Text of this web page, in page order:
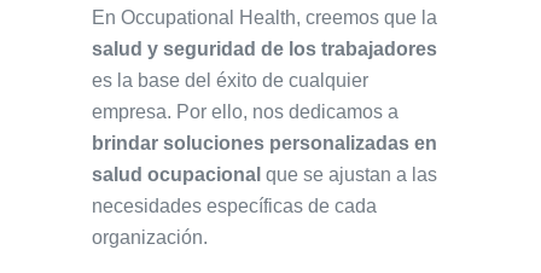
En Occupational Health, creemos que la
salud y seguridad de los trabajadores
es la base del éxito de cualquier
empresa. Por ello, nos dedicamos a
brindar soluciones personalizadas en
salud ocupacional que se ajustan a las
necesidades específicas de cada
organización.